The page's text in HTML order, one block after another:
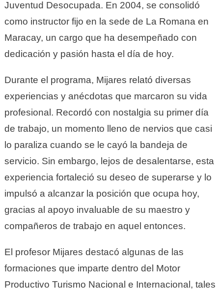
Juventud Desocupada. En 2004, se consolidó
como instructor fijo en la sede de La Romana en
Maracay, un cargo que ha desempeñado con
dedicación y pasión hasta el día de hoy.
Durante el programa, Mijares relató diversas
experiencias y anécdotas que marcaron su vida
profesional. Recordó con nostalgia su primer día
de trabajo, un momento lleno de nervios que casi
lo paraliza cuando se le cayó la bandeja de
servicio. Sin embargo, lejos de desalentarse, esta
experiencia fortaleció su deseo de superarse y lo
impulsó a alcanzar la posición que ocupa hoy,
gracias al apoyo invaluable de su maestro y
compañeros de trabajo en aquel entonces.
El profesor Mijares destacó algunas de las
formaciones que imparte dentro del Motor
Productivo Turismo Nacional e Internacional, tales